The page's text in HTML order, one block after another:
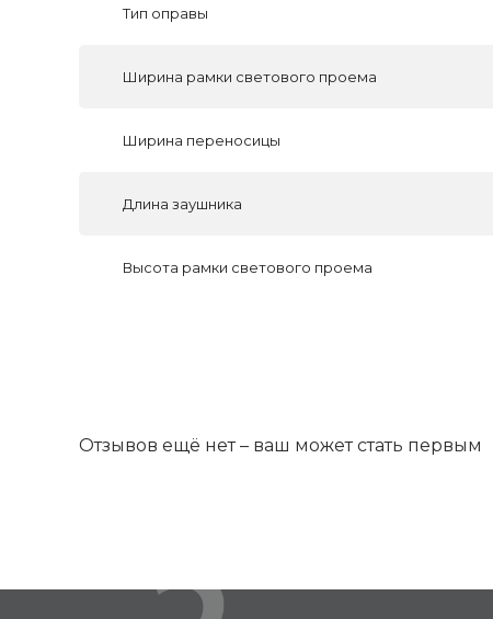
Тип оправы
Ширина рамки светового проема
Ширина переносицы
Длина заушника
Высота рамки светового проема
Отзывов ещё нет – ваш может стать первым